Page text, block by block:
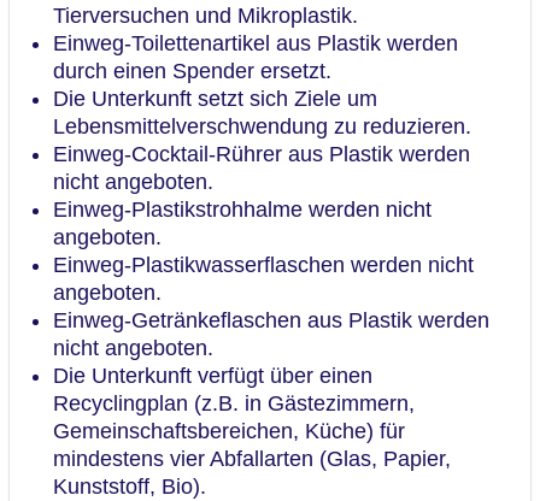
Tierversuchen und Mikroplastik.
Einweg-Toilettenartikel aus Plastik werden
durch einen Spender ersetzt.
Die Unterkunft setzt sich Ziele um
Lebensmittelverschwendung zu reduzieren.
Einweg-Cocktail-Rührer aus Plastik werden
nicht angeboten.
Einweg-Plastikstrohhalme werden nicht
angeboten.
Einweg-Plastikwasserflaschen werden nicht
angeboten.
Einweg-Getränkeflaschen aus Plastik werden
nicht angeboten.
Die Unterkunft verfügt über einen
Recyclingplan (z.B. in Gästezimmern,
Gemeinschaftsbereichen, Küche) für
mindestens vier Abfallarten (Glas, Papier,
Kunststoff, Bio).